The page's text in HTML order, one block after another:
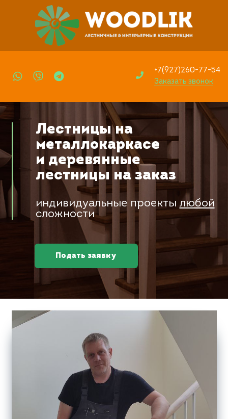
+7(927)260-77-54
Заказать звонок
Лестницы на
металлокаркасе
и деревянные
лестницы на заказ
индивидуальные проектылюбой
сложности
Подать заявку